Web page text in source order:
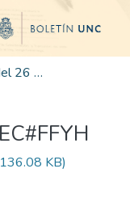
Edición 001/2025 del 26 de mayo de 2025
KB)